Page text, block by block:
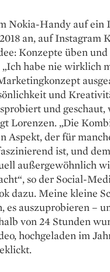
Nokia-Handy auf ein
an, auf Instagram
Konzepte üben und
habe nie wirklich
und
und geschaut,
Lorenzen. „Die
Aspekt, der für
ist, und
außergewöhnlich
so der Social-­
dazu. Meine kleine
es auszuprobieren –
von 24 Stunden
hochgeladen im